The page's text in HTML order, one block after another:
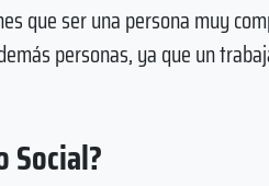
que ser una persona muy
personas, ya que un
Social?